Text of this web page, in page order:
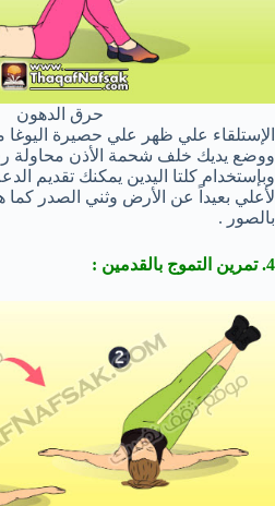
حرق الدهون
الإستلقاء علي ظهر علي حصيرة
ووضع يديك خلف شحمة الأذن محاولة
وبإستخدام كلتا اليدين يمكنك تقديم
لأعلي بعيداً عن الأرض وثني الصدر
بالصور .
4. تمرين التموج بالقدمين :